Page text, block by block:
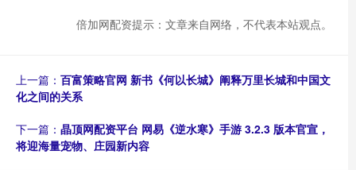
倍加网配资提示：文章来自网络，不代表本站观点。
上一篇： 百富策略官网 新书《何以长城》阐释万里长城和中国文
化之间的关系
下一篇： 晶顶网配资平台 网易《逆水寒》手游 3.2.3 版本官宣，
将迎海量宠物、庄园新内容